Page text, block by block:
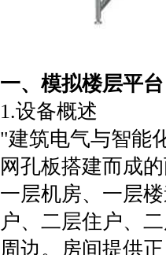
一、模拟楼层平
1.设备概述
"建筑电气与智能
网孔板搭建而成
一层机房、一层
户、二层住户、
周边。房间提供